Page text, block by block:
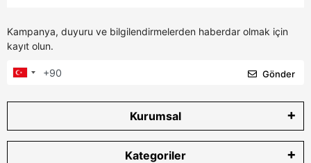
Kampanya, duyuru ve bilgilendirmelerden haberdar olmak için
kayıt olun.
Gönder
Kurumsal
Kategoriler